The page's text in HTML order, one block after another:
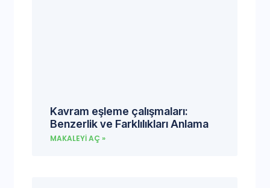
Kavram eşleme çalışmaları:
Benzerlik ve Farklılıkları Anlama
MAKALEYI AÇ »